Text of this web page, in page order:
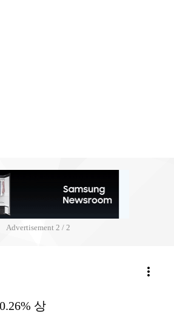
Advertisement 2 / 2
more_vert
상